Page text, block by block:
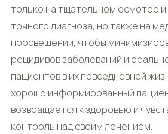
только на тщательном осмотре и
точного диагноза, но также на
просвещении, чтобы
рецидивов заболеваний и
пациентов в их повседневной
хорошо информированный
возвращается к здоровью и
контроль над своим лечением.